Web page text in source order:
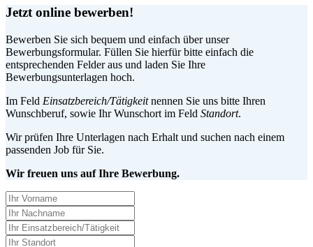
Jetzt online bewerben!
Bewerben Sie sich bequem und einfach über unser
Bewerbungsformular. Füllen Sie hierfür bitte einfach die
entsprechenden Felder aus und laden Sie Ihre
Bewerbungsunterlagen hoch.
Im Feld Einsatzbereich/Tätigkeitnennen Sie uns bitte Ihren
Wunschberuf, sowie Ihr Wunschort im Feld Standort.
Wir prüfen Ihre Unterlagen nach Erhalt und suchen nach einem
passenden Job für Sie.
Wir freuen uns auf Ihre Bewerbung.